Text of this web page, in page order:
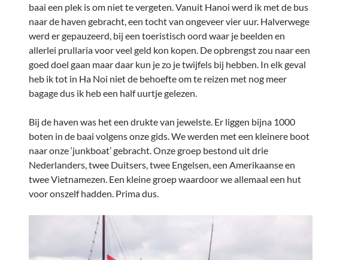
baai een plek is om niet te vergeten. Vanuit Hanoi werd ik met de bus
naar de haven gebracht, een tocht van ongeveer vier uur. Halverwege
werd er gepauzeerd, bij een toeristisch oord waar je beelden en
allerlei prullaria voor veel geld kon kopen. De opbrengst zou naar een
goed doel gaan maar daar kun je zo je twijfels bij hebben. In elk geval
heb ik tot in Ha Noi niet de behoefte om te reizen met nog meer
bagage dus ik heb een half uurtje gelezen.
Bij de haven was het een drukte van jewelste. Er liggen bijna 1000
boten in de baai volgens onze gids. We werden met een kleinere boot
naar onze ‘junkboat’ gebracht. Onze groep bestond uit drie
Nederlanders, twee Duitsers, twee Engelsen, een Amerikaanse en
twee Vietnamezen. Een kleine groep waardoor we allemaal een hut
voor onszelf hadden. Prima dus.